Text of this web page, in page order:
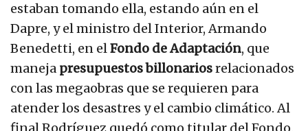
estaban tomando ella, estando aún en el
Dapre, y el ministro del Interior, Armando
Benedetti, en elFondo de Adaptación, que
maneja presupuestos billonariosrelacionados
con las megaobras que se requieren para
atender los desastres y el cambio climático. Al